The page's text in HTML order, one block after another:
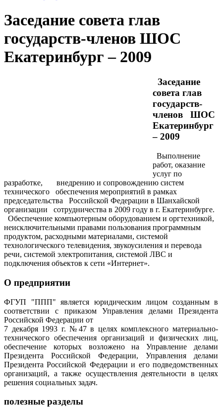
Заседание совета глав
государств-членов ШОС
Екатеринбург – 2009
Заседание
совета глав
государств-
членов ШОС
Екатеринбург
– 2009
Выполнение
работ, оказание
услуг по
разработке, внедрению и сопровождению систем
технического обеспечения мероприятий в рамках
председательства Российской Федерации в Шанхайской
организации сотрудничества в 2009 году в г. Екатеринбурге.
Обеспечение компьютерным оборудованием и оргтехникой,
неисключительными правами пользования программным
продуктом, расходными материалами, системой
технологического телевидения, звукоусиления и перевода
речи, системой электропитания, системой ЛВС и
подключения объектов к сети «Интернет».
О предприятии
ФГУП "ППП" является юридическим лицом созданным в
соответствии с приказом Управления делами Президента
Российской Федерации от
7 декабря 1993 г. №47 в целях комплексного материально-
технического обеспечения организаций и физических лиц,
обеспечение которых возложено на Управление делами
Президента Российской Федерации, Управления делами
Президента Российской Федерации и его подведомственных
организаций, а также осуществления деятельности в целях
решения социальных задач.
полезные разделы